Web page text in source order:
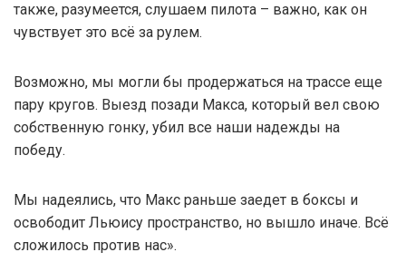
также, разумеется, слушаем пилота – важно, как он
чувствует это всё за рулем.
Возможно, мы могли бы продержаться на трассе еще
пару кругов. Выезд позади Макса, который вел свою
собственную гонку, убил все наши надежды на
победу.
Мы надеялись, что Макс раньше заедет в боксы и
освободит Льюису пространство, но вышло иначе. Всё
сложилось против нас».